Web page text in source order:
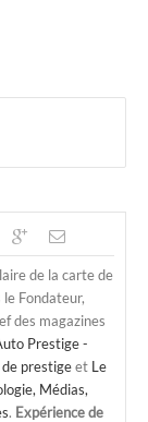
de la carte de
Fondateur,
des magazines
Prestige -
prestigeet Le
Médias,
. Expérience de